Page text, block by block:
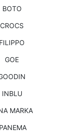
BOTO
CROCS
FILIPPO
GOE
INBLU
MARKA